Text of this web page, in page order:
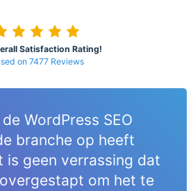
Satisfaction Rating!
on 7477 Reviews
WordPress SEO
branche op heeft
is geen verrassing dat
om het te